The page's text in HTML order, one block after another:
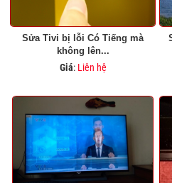
Sửa Tivi bị lỗi Có Tiếng mà
không lên...
Giá: Liên hệ